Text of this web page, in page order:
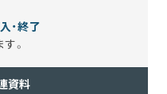
終了
。
資料